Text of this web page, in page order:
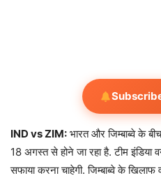
IND vs ZIM: भारत और जिम्बाब्वे के
18 अगस्त से होने जा रहा है. टीम इंडिया
सफाया करना चाहेगी. जिम्बाब्वे के खिलाफ